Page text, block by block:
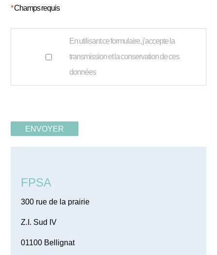
*Champs requis
En utilisant ce formulaire, j'accepte la
transmission et la conservation de ces
données
FPSA
300 rue de la prairie
Z.I. Sud IV
01100 Bellignat